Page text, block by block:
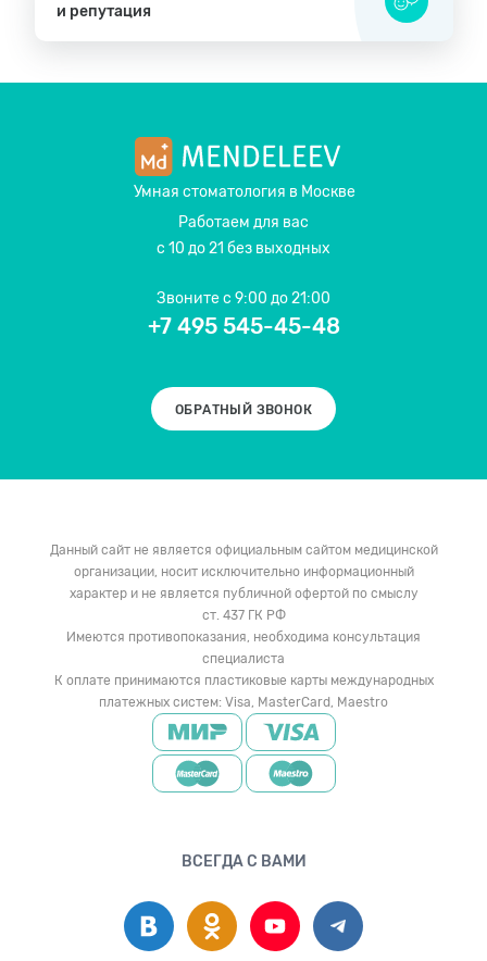
и репутация
Умная стоматология в Москве
Работаем для вас
с 10 до 21 без выходных
Звонитес 9:00 до 21:00
+7 495 545-45-48
ОБРАТНЫЙ ЗВОНОК
Данный сайт не является официальным сайтом медицинской
организации, носит исключительно информационный
характер и не является публичной офертой по смыслу
ст. 437 ГК РФ
Имеются противопоказания, необходима консультация
специалиста
К оплате принимаются пластиковые карты международных
платежных систем: Visa, MasterCard, Maestro
ВСЕГДА С ВАМИ